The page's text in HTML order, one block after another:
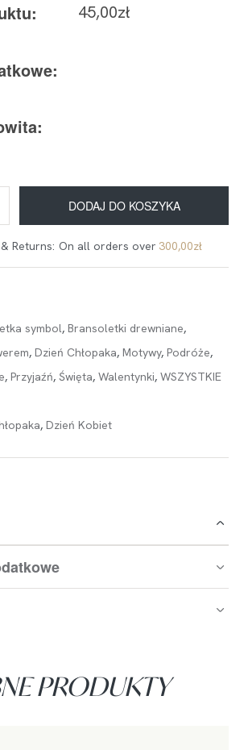
45,00zł
DODAJ DO KOSZYKA
Returns: On all orders over 300,00zł
symbol, Bransoletki drewniane,
, Dzień Chłopaka, Motywy, Podróże,
, Przyjaźń, Święta, Walentynki, WSZYSTKIE
, Dzień Kobiet
PRODUKTY